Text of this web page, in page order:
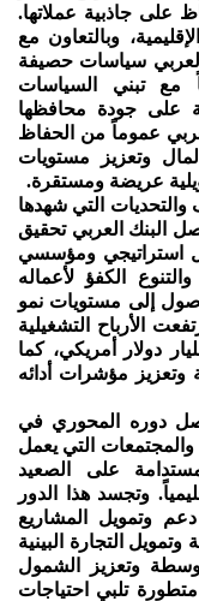
على جاذبية عملاتها.
وبالتعاون مع
العربي سياسات حصيفة
مع تبني السياسات
على جودة محافظها
عموماً من الحفاظ
وتعزيز مستويات
عريضة ومستقرة.
التي شهدها
العام 2022، فقد واصل البنك العربي تحقيق
استراتيجي ومؤسسي
الكفؤ لأعماله
إلى مستويات نمو
الأرباح التشغيلية
بنسبة 23% لتصل إلى 1.35 مليار دولار أمريكي، كما
وتعزيز مؤشرات أدائه
دوره المحوري في
والمجتمعات التي يعمل
على الصعيد
وتجسد هذا الدور
وتمويل المشاريع
التجارة البينية
وتعزيز الشمول
تلبي احتياجات